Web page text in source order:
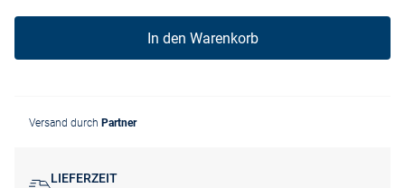
In den Warenkorb
Versand durch Partner
LIEFERZEIT